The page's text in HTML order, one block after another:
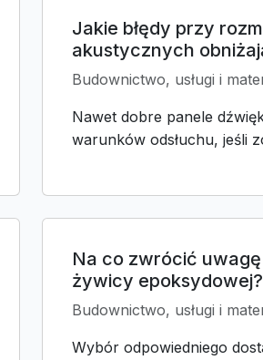
Jakie błędy przy
akustycznych
Budownictwo, usługi i
Nawet dobre panele
warunków odsłuchu, jeśli
Na co zwrócić
żywicy epoksydowej?
Budownictwo, usługi i
Wybór odpowiedniego